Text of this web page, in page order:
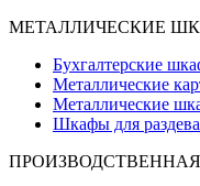
МЕТАЛЛИЧЕСКИЕ
Бухгалтерские
Металлические
Металлические
Шкафы для